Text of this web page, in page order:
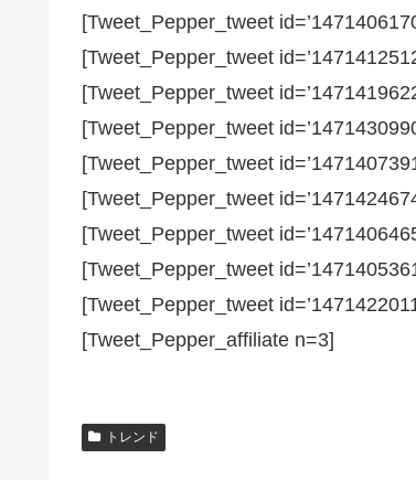
[Tweet_Pepper_tweet
[Tweet_Pepper_tweet
[Tweet_Pepper_tweet
[Tweet_Pepper_tweet
[Tweet_Pepper_tweet
[Tweet_Pepper_tweet
[Tweet_Pepper_tweet
[Tweet_Pepper_tweet
[Tweet_Pepper_tweet
[Tweet_Pepper_affiliate n=3]
トレンド